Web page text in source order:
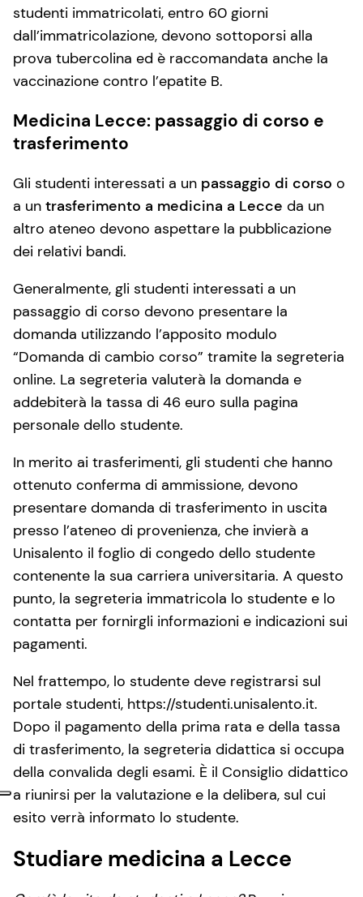
studenti immatricolati, entro 60 giorni
dall’immatricolazione, devono sottoporsi alla
prova tubercolina ed è raccomandata anche la
vaccinazione contro l’epatite B.
Medicina Lecce: passaggio di corso e
trasferimento
Gli studenti interessati a un passaggio di corso o
a un trasferimento a medicina a Lecce da un
altro ateneo devono aspettare la pubblicazione
dei relativi bandi.
Generalmente, gli studenti interessati a un
passaggio di corso devono presentare la
domanda utilizzando l’apposito modulo
“Domanda di cambio corso” tramite la segreteria
online. La segreteria valuterà la domanda e
addebiterà la tassa di 46 euro sulla pagina
personale dello studente.
In merito ai trasferimenti, gli studenti che hanno
ottenuto conferma di ammissione, devono
presentare domanda di trasferimento in uscita
presso l’ateneo di provenienza, che invierà a
Unisalento il foglio di congedo dello studente
contenente la sua carriera universitaria. A questo
punto, la segreteria immatricola lo studente e lo
contatta per fornirgli informazioni e indicazioni sui
pagamenti.
Nel frattempo, lo studente deve registrarsi sul
portale studenti, https://studenti.unisalento.it.
Dopo il pagamento della prima rata e della tassa
di trasferimento, la segreteria didattica si occupa
della convalida degli esami. È il Consiglio didattico
a riunirsi per la valutazione e la delibera, sul cui
esito verrà informato lo studente.
Studiare medicina a Lecce